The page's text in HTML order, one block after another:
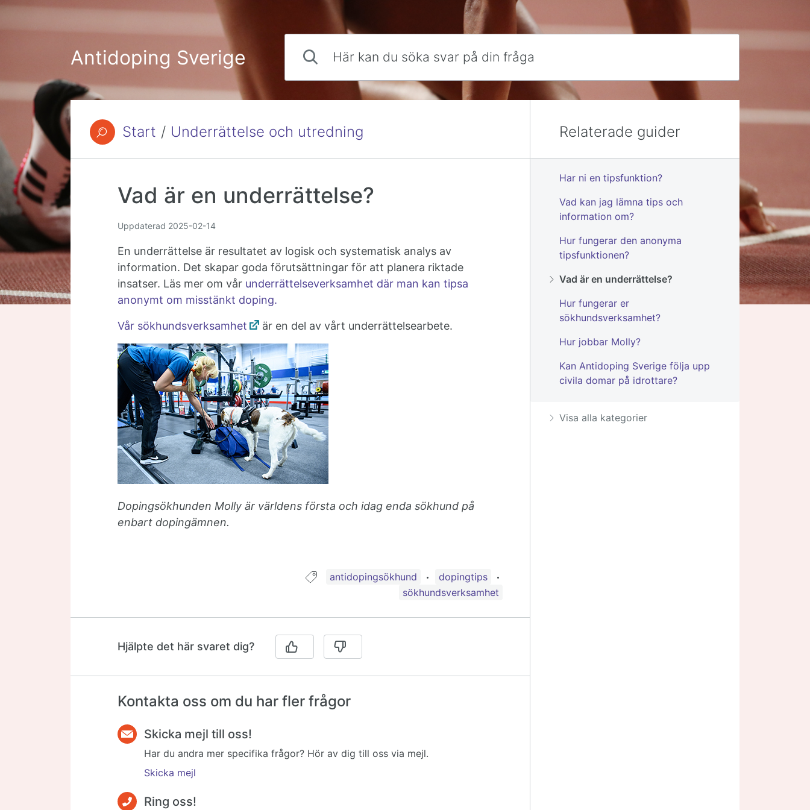
Hoppa till innehåll
Antidoping Sverige
Du är här:Start / Underrättelse och utredning
Vad är en underrättelse?
Uppdaterad 2025-02-14
En underrättelse är resultatet av logisk och systematisk analys av
information. Det skapar goda förutsättningar för att planera riktade
insatser. Läs mer om vår underrättelseverksamhet där man kan tipsa
anonymt om misstänkt doping.
Vår sökhundsverksamhet är en del av vårt underrättelsearbete.
Dopingsökhunden Molly är världens första och idag enda sökhund på
enbart dopingämnen.
Guide taggad med:
antidopingsökhund
dopingtips
sökhundsverksamhet
Hjälpte det här svaret dig?
Kontakta oss om du har fler frågor
Skicka mejl till oss!
Har du andra mer specifika frågor? Hör av dig till oss via mejl.
Skicka mejl
Ring oss!
Relaterade guider
Har ni en tipsfunktion?
Vad kan jag lämna tips och
information om?
Hur fungerar den anonyma
tipsfunktionen?
Vad är en underrättelse?
Hur fungerar er
sökhundsverksamhet?
Hur jobbar Molly?
Kan Antidoping Sverige följa upp
civila domar på idrottare?
Visa alla kategorier